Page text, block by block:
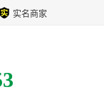
实名商家